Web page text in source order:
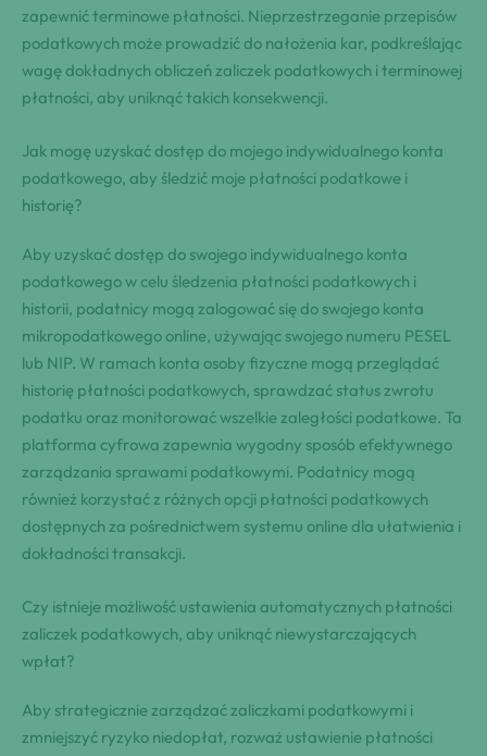
zapewnić terminowe płatności. Nieprzestrzeganie przepisów
podatkowych może prowadzić do nałożenia kar, podkreślając
wagę dokładnych obliczeń zaliczek podatkowych i terminowej
płatności, aby uniknąć takich konsekwencji.
Jak mogę uzyskać dostęp do mojego indywidualnego konta
podatkowego, aby śledzić moje płatności podatkowe i
historię?
Aby uzyskać dostęp do swojego indywidualnego konta
podatkowego w celu śledzenia płatności podatkowych i
historii, podatnicy mogą zalogować się do swojego konta
mikropodatkowego online, używając swojego numeru PESEL
lub NIP. W ramach konta osoby fizyczne mogą przeglądać
historię płatności podatkowych, sprawdzać status zwrotu
podatku oraz monitorować wszelkie zaległości podatkowe. Ta
platforma cyfrowa zapewnia wygodny sposób efektywnego
zarządzania sprawami podatkowymi. Podatnicy mogą
również korzystać z różnych opcji płatności podatkowych
dostępnych za pośrednictwem systemu online dla ułatwienia i
dokładności transakcji.
Czy istnieje możliwość ustawienia automatycznych płatności
zaliczek podatkowych, aby uniknąć niewystarczających
wpłat?
Aby strategicznie zarządzać zaliczkami podatkowymi i
zmniejszyć ryzyko niedopłat, rozważ ustawienie płatności